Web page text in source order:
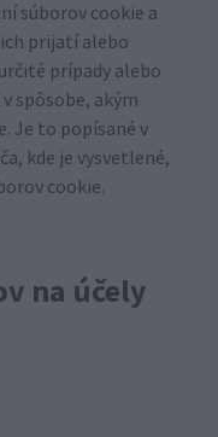
súborov cookie a
prijatí alebo
prípady alebo
spôsobe, akým
Je to popísané v
kde je vysvetlené,
cookie.
na účely